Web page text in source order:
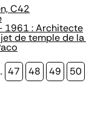
C42
1961 : Architecte
de temple de
Page
47 Page
48 Page
49 Page
50